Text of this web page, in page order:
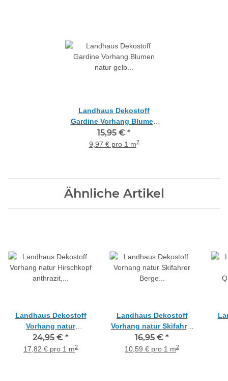
Landhaus Dekostoff
Gardine Vorhang Blumen
natur gelb grün blickdicht,
Meterware
15,95 € *
9,97 € pro 1 m2
Ähnliche Artikel
Landhaus Dekostoff
Vorhang natur
Hirschkopf anthrazit,
Meterware
24,95 € *
17,82 € pro 1 m2
Landhaus Dekostoff
Vorhang natur Skifahrer
Berge anthrazit,
Meterware
16,95 € *
10,59 € pro 1 m2